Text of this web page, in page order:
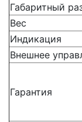
Габаритный
Вес
Индикация
Внешнее
Гарантия